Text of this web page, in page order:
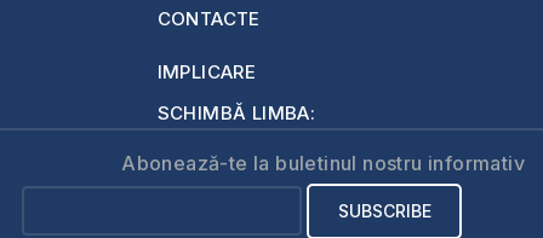
CONTACTE
IMPLICARE
SCHIMBĂ LIMBA:
Abonează-te la buletinul nostru informativ